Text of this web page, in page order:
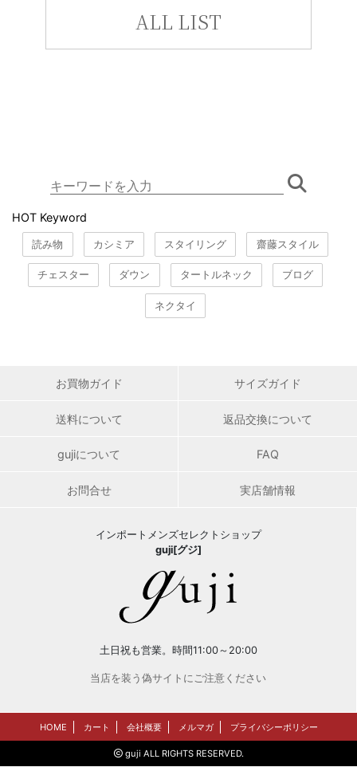
ALL LIST
HOT Keyword
読み物 カシミア スタイリング 齋藤スタイル
チェスター ダウン タートルネック ブログ
ネクタイ
お買物ガイド サイズガイド
送料について 返品交換について
gujiについて FAQ
お問合せ 実店舗情報
インポートメンズセレクトショップ
guji[グジ]
土日祝も営業。時間11:00～20:00
当店を装う偽サイトにご注意ください
HOME カート 会社概要 メルマガ プライバシーポリシー
guji ALL RIGHTS RESERVED.